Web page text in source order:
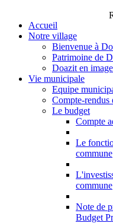
Accueil
Notre village
Bienvenue à
Patrimoine de
Doazit en
Vie municipale
Equipe
Compte-rendus
Le budget
Compte
Le
commune
commune
Note de
Budget